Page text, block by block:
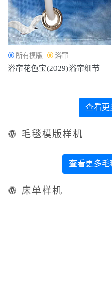
所有模版 浴帘
浴帘花色宝(2029)浴帘细节
查看更
毛毯模版样机
查看更多毛
床单样机